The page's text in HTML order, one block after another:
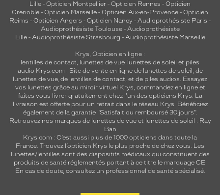
Lille - Opticien Montpellier - Opticien Rennes - Opticien
Grenoble - Opticien Marseille - Opticien Aix-en-Provence - Opticien
Reims - Opticien Angers - Opticien Nancy - Audioprothésiste Paris -
Audioprothésiste Toulouse- Audioprothésiste
Lille- Audioprothésiste Strasbourg - Audioprothésiste Marseille
Krys, Opticien en ligne :
lentilles de contact, lunettes de vue, lunettes de soleil et piles
audio Krys.com : Site de vente en ligne de lunettes de soleil, de
lunettes de vue, de lentilles de contact, et de piles audios. Essayez
vos lunettes grâce au miroir virtuel Krys, commandez en ligne et
faites vous livrer gratuitement chez l'un des opticiens Krys. La
livraison est offerte pour un retrait dans le réseau Krys. Bénéficiez
également de la garantie "Satisfait ou remboursé 30 jours".
Retrouvez nos marques de lunettes de vue et lunettes de soleil : Ray
Ban
Krys.com : C’est aussi plus de 1000 opticiens dans toute la
France. Trouvez l’opticien Krys le plus proche de chez vous. Les
lunettes/lentilles sont des dispositifs médicaux qui constituent des
produits de santé réglementés portant à ce titre le marquage CE.
En cas de doute, consultez un professionnel de santé spécialisé.